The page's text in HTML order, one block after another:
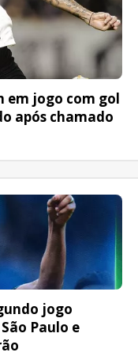
em jogo com gol
após chamado
jogo
Paulo e